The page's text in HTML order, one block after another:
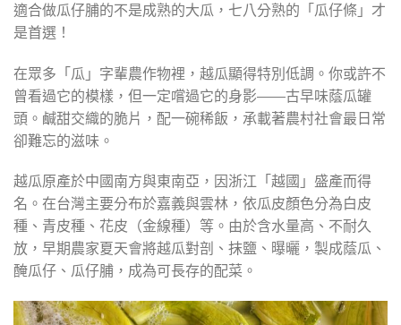
適合做瓜仔脯的不是成熟的大瓜，七八分熟的「瓜仔條」才
是首選！
在眾多「瓜」字輩農作物裡，越瓜顯得特別低調。你或許不
曾看過它的模樣，但一定嚐過它的身影——古早味蔭瓜罐
頭。鹹甜交織的脆片，配一碗稀飯，承載著農村社會最日常
卻難忘的滋味。
越瓜原產於中國南方與東南亞，因浙江「越國」盛產而得
名。在台灣主要分布於嘉義與雲林，依瓜皮顏色分為白皮
種、青皮種、花皮（金線種）等。由於含水量高、不耐久
放，早期農家夏天會將越瓜對剖、抹鹽、曝曬，製成蔭瓜、
醃瓜仔、瓜仔脯，成為可長存的配菜。